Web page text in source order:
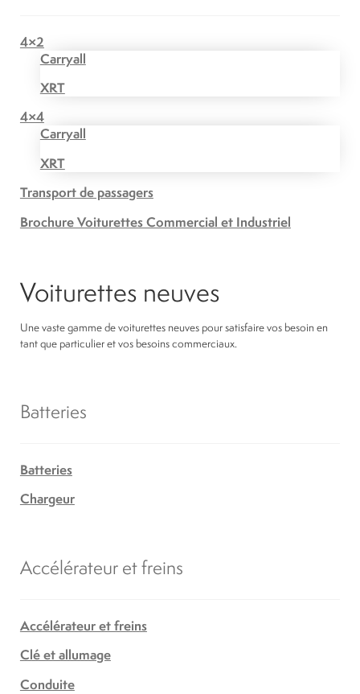
4×2
Carryall
XRT
4×4
Carryall
XRT
Transport de passagers
Brochure Voiturettes Commercial et Industriel
Voiturettes neuves
Une vaste gamme de voiturettes neuves pour satisfaire vos besoin en
tant que particulier et vos besoins commerciaux.
Batteries
Batteries
Chargeur
Accélérateur et freins
Accélérateur et freins
Clé et allumage
Conduite